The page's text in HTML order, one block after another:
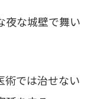
夜な城壁で舞い
術では治せない